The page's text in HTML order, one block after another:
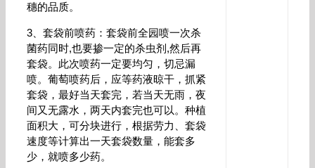
穗的品质。
3、套袋前喷药：套袋前全园喷一次杀
菌药同时,也要掺一定的杀虫剂,然后再
套袋。此次喷药一定要均匀，切忌漏
喷。葡萄喷药后，应等药液晾干，抓紧
套袋，最好当天套完，若当天无雨，夜
间又无露水，两天内套完也可以。种植
面积大，可分块进行，根据劳力、套袋
速度等计算出一天套袋数量，能套多
少，就喷多少药。